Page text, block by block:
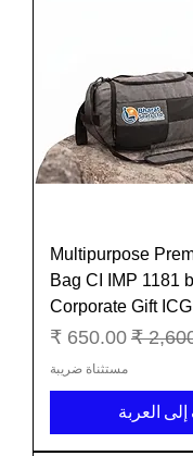
Multipurpose
Bag CI IMP 1181
Corporate Gift ICG
عادي سعر البيع
مستثناة ضريبة
العربة